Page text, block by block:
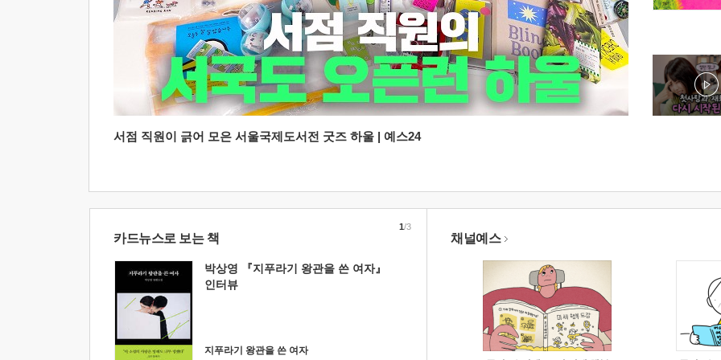
서점 직원이 긁어 모은 서울국제도서전 굿즈 하울 | 예스24
카드뉴스로 보는 책
박상영 『지푸라기 왕관을 쓴 여자』
인터뷰
지푸라기 왕관을 쓴 여자
1/3
채널예스